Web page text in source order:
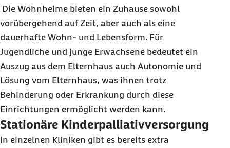
Die Wohnheime bieten ein Zuhause sowohl
vorübergehend auf Zeit, aber auch als eine
dauerhafte Wohn- und Lebensform. Für
Jugendliche und junge Erwachsene bedeutet ein
Auszug aus dem Elternhaus auch Autonomie und
Lösung vom Elternhaus, was ihnen trotz
Behinderung oder Erkrankung durch diese
Einrichtungen ermöglicht werden kann.
Stationäre Kinderpalliativversorgung
In einzelnen Kliniken gibt es bereits extra